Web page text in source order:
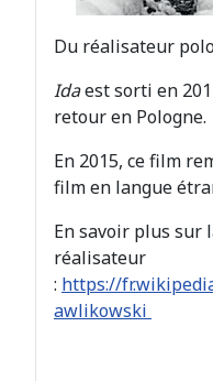
Du réalisateur
Idaest sorti en
retour en Pologne.
En 2015, ce film
film en langue
En savoir plus sur
réalisateur
: https://
awlikowski